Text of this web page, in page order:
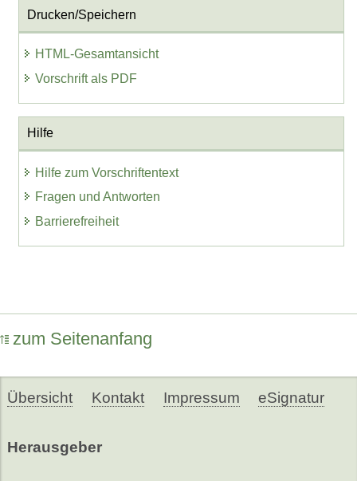
Drucken/Speichern
HTML-Gesamtansicht
Vorschrift als PDF
Hilfe
Hilfe zum Vorschriftentext
Fragen und Antworten
Barrierefreiheit
zum Seitenanfang
Übersicht Kontakt Impressum eSignatur
Herausgeber